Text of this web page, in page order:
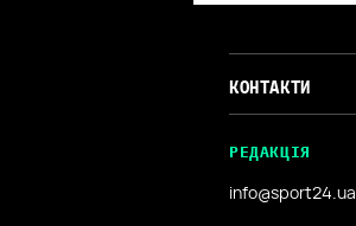
КОНТАКТИ
РЕДАКЦІЯ
info@sport24.ua